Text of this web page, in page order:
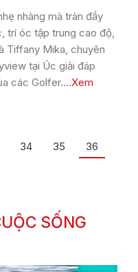
nhàng mà tràn đầy
trí óc tập trung cao độ,
Tiffany Mika, chuyên
tại Úc giải đáp
các Golfer.…Xem
34 35 36
SỐNG